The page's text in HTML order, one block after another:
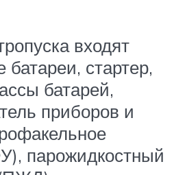
входят
батареи, стартер,
батарей,
приборов и
парожидкостный